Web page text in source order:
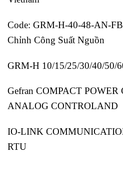
Code: GRM-H-40-48-AN-
Chỉnh Công Suất Nguồn
GRM-H 10/15/25/30/40/50/
Gefran COMPACT
ANALOG CONTROLAND
IO-LINK
RTU